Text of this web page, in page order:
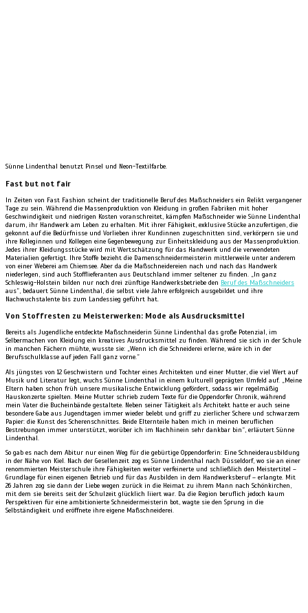
Sünne Lindenthal benutzt Pinsel und Neon-Textilfarbe.
Fast but not fair
In Zeiten von Fast Fashion scheint der traditionelle Beruf des Maßschneiders ein Relikt vergangener
Tage zu sein. Während die Massenproduktion von Kleidung in großen Fabriken mit hoher
Geschwindigkeit und niedrigen Kosten voranschreitet, kämpfen Maßschneider wie Sünne Lindenthal
darum, ihr Handwerk am Leben zu erhalten. Mit ihrer Fähigkeit, exklusive Stücke anzufertigen, die
gekonnt auf die Bedürfnisse und Vorlieben ihrer Kundinnen zugeschnitten sind, verkörpern sie und
ihre Kolleginnen und Kollegen eine Gegenbewegung zur Einheitskleidung aus der Massenproduktion.
Jedes ihrer Kleidungsstücke wird mit Wertschätzung für das Handwerk und die verwendeten
Materialien gefertigt. Ihre Stoffe bezieht die Damenschneidermeisterin mittlerweile unter anderem
von einer Weberei am Chiemsee. Aber da die Maßschneidereien nach und nach das Handwerk
niederlegen, sind auch Stofflieferanten aus Deutschland immer seltener zu finden. „In ganz
Schleswig-Holstein bilden nur noch drei zünftige Handwerksbetriebe den Beruf des Maßschneiders
aus”, bedauert Sünne Lindenthal, die selbst viele Jahre erfolgreich ausgebildet und ihre
Nachwuchstalente bis zum Landessieg geführt hat.
Von Stoffresten zu Meisterwerken: Mode als Ausdrucksmittel
Bereits als Jugendliche entdeckte Maßschneiderin Sünne Lindenthal das große Potenzial, im
Selbermachen von Kleidung ein kreatives Ausdrucksmittel zu finden. Während sie sich in der Schule
in manchen Fächern mühte, wusste sie: „Wenn ich die Schneiderei erlerne, wäre ich in der
Berufsschulklasse auf jeden Fall ganz vorne.”
Als jüngstes von 12 Geschwistern und Tochter eines Architekten und einer Mutter, die viel Wert auf
Musik und Literatur legt, wuchs Sünne Lindenthal in einem kulturell geprägten Umfeld auf. „Meine
Eltern haben schon früh unsere musikalische Entwicklung gefördert, sodass wir regelmäßig
Hauskonzerte spielten. Meine Mutter schrieb zudem Texte für die Oppendorfer Chronik, während
mein Vater die Bucheinbände gestaltete. Neben seiner Tätigkeit als Architekt hatte er auch seine
besondere Gabe aus Jugendtagen immer wieder belebt und griff zu zierlicher Schere und schwarzem
Papier: die Kunst des Scherenschnittes. Beide Elternteile haben mich in meinen beruflichen
Bestrebungen immer unterstützt, worüber ich im Nachhinein sehr dankbar bin“, erläutert Sünne
Lindenthal.
So gab es nach dem Abitur nur einen Weg für die gebürtige Oppendorferin: Eine Schneiderausbildung
in der Nähe von Kiel. Nach der Gesellenzeit zog es Sünne Lindenthal nach Düsseldorf, wo sie an einer
renommierten Meisterschule ihre Fähigkeiten weiter verfeinerte und schließlich den Meistertitel –
Grundlage für einen eigenen Betrieb und für das Ausbilden in dem Handwerksberuf – erlangte. Mit
26 Jahren zog sie dann der Liebe wegen zurück in die Heimat zu ihrem Mann nach Schönkirchen,
mit dem sie bereits seit der Schulzeit glücklich liiert war. Da die Region beruflich jedoch kaum
Perspektiven für eine ambitionierte Schneidermeisterin bot, wagte sie den Sprung in die
Selbständigkeit und eröffnete ihre eigene Maßschneiderei.